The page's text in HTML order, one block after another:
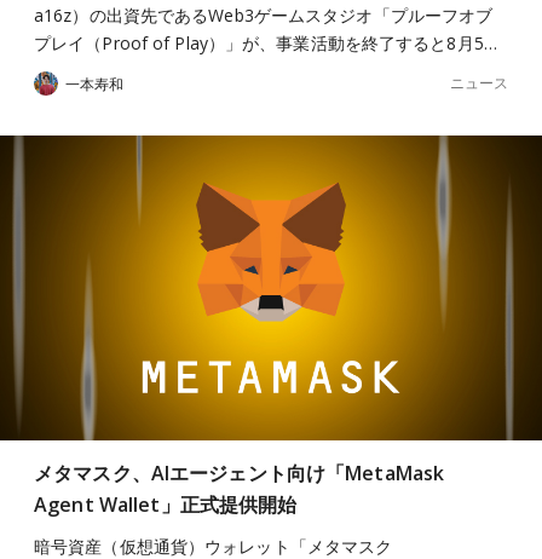
a16z）の出資先であるWeb3ゲームスタジオ「プルーフオブ
プレイ（Proof of Play）」が、事業活動を終了すると8月5…
一本寿和 ニュース
メタマスク、AIエージェント向け「MetaMask
Agent Wallet」正式提供開始
暗号資産（仮想通貨）ウォレット「メタマスク